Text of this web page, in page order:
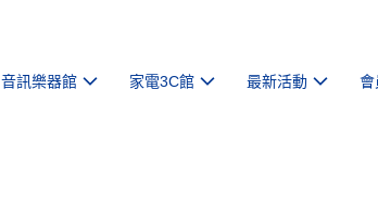
音訊樂器館 家電3C館 最新活動 會